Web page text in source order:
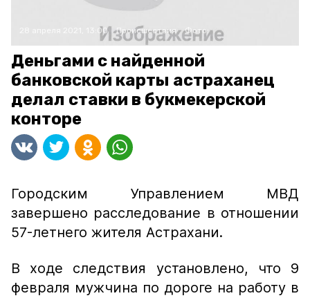
28 апреля 2021, 13:00 Происшествия Фото:
Деньгами с найденной
банковской карты астраханец
делал ставки в букмекерской
конторе
Городским Управлением МВД
завершено расследование в отношении
57-летнего жителя Астрахани.
В ходе следствия установлено, что 9
февраля мужчина по дороге на работу в